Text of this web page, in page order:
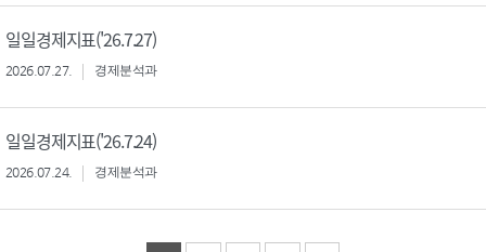
일일경제지표('26.7.27)
2026.07.27. 경제분석과
일일경제지표('26.7.24)
2026.07.24. 경제분석과